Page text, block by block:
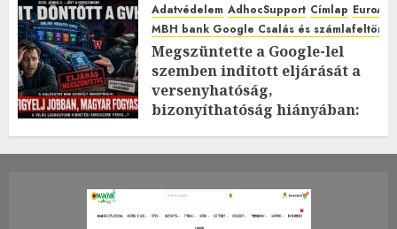
Adatvédelem AdhocSupport Címlap
MBH bank Google Csalás és
Megszüntette a Google-lel
szemben indított eljárását a
versenyhatóság,
bizonyíthatóság hiányában:
2026.JÚLIUS.23. CSÜTÖRTÖK.
0